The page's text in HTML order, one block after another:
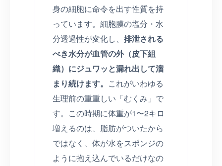
身の細胞に命令を出す性質を持
っています。細胞膜の塩分・水
分透過性が変化し、 排泄される
べき水分が血管の外（皮下組
織）にジュワッと漏れ出して溜
まり続けます。 これがいわゆる
生理前の重重しい「むくみ」で
す。この時期に体重が1〜2キロ
増えるのは、脂肪がついたから
ではなく、体が水をスポンジの
ように抱え込んでいるだけなの